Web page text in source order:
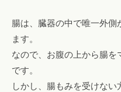
腸は、臓器の中で唯一外側
ます。
なので、お腹の上から腸
です。
しかし、腸もみを受けな